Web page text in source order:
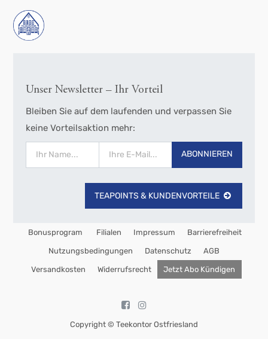
Unser Newsletter – Ihr Vorteil
Bleiben Sie auf dem laufenden und verpassen Sie
keine Vorteilsaktion mehr:
ABONNIEREN
TEAPOINTS & KUNDENVORTEILE
Bonusprogram Filialen Impressum Barrierefreiheit
Nutzungsbedingungen Datenschutz AGB
Versandkosten Widerrufsrecht Jetzt Abo Kündigen
Copyright © Teekontor Ostfriesland